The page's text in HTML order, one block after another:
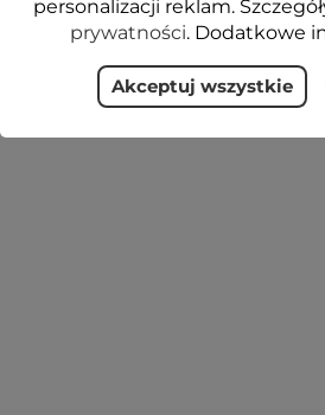
personalizacji reklam.
prywatności. Dodatkowe
Akceptuj wszystkie